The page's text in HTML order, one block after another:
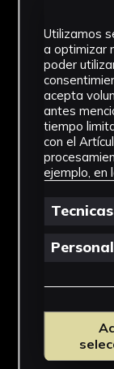
Utilizamos
a optimizar
poder
acepta
antes
tiempo
con el
ejemplo, en
Tecnicas